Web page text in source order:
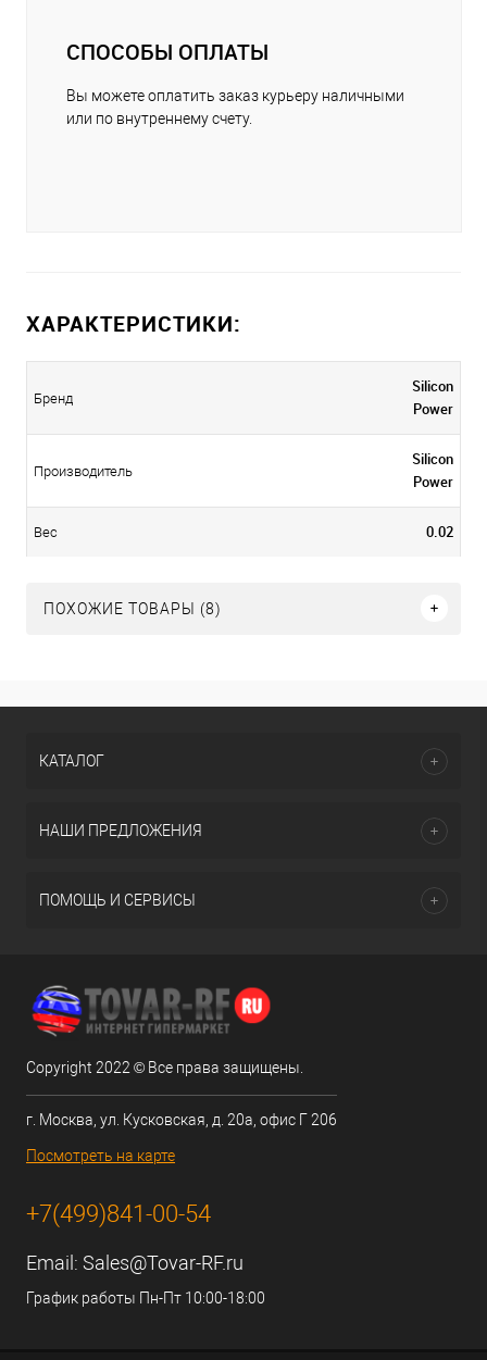
СПОСОБЫ ОПЛАТЫ
Вы можете оплатить заказ курьеру наличными
или по внутреннему счету.
ХАРАКТЕРИСТИКИ:
Бренд
Silicon
Power
Производитель
Silicon
Power
Вес 0.02
ПОХОЖИЕ ТОВАРЫ (8)
КАТАЛОГ
НАШИ ПРЕДЛОЖЕНИЯ
ПОМОЩЬ И СЕРВИСЫ
Copyright 2022 © Все права защищены.
г. Москва, ул. Кусковская, д. 20а, офис Г 206
Посмотреть на карте
+7(499)841-00-54
Email: Sales@Tovar-RF.ru
График работы Пн-Пт 10:00-18:00